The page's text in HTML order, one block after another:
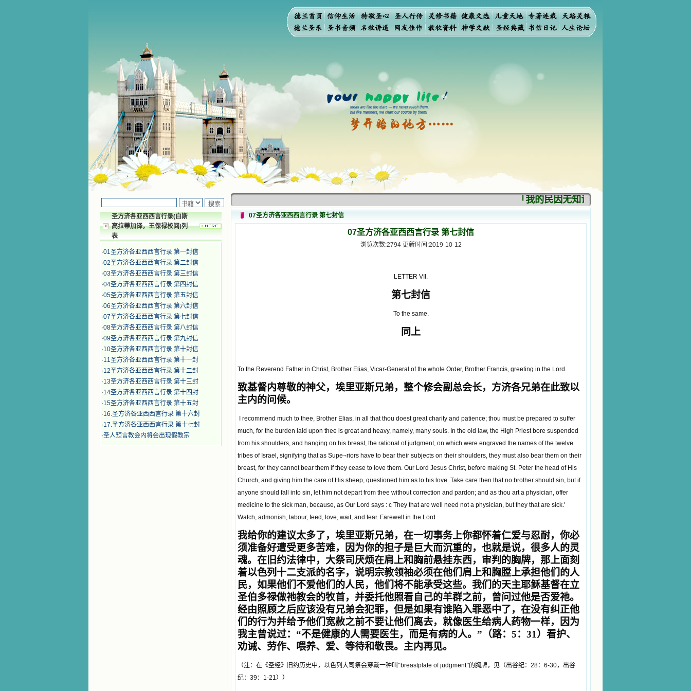
圣方济各亚西西言行录(白斯
高拉蒂加译，王保禄校阅)列
表
·01圣方济各亚西西言行录 第一封信
·02圣方济各亚西西言行录 第二封信
·03圣方济各亚西西言行录 第三封信
·04圣方济各亚西西言行录 第四封信
·05圣方济各亚西西言行录 第五封信
·06圣方济各亚西西言行录 第六封信
·07圣方济各亚西西言行录 第七封信
·08圣方济各亚西西言行录 第八封信
·09圣方济各亚西西言行录 第九封信
·10圣方济各亚西西言行录 第十封信
·11圣方济各亚西西言行录 第十一封
·12圣方济各亚西西言行录 第十二封
·13圣方济各亚西西言行录 第十三封
·14圣方济各亚西西言行录 第十四封
·15圣方济各亚西西言行录 第十五封
·16.圣方济各亚西西言行录 第十六封
·17.圣方济各亚西西言行录 第十七封
·圣人预言教会内将会出现假教宗
「我的民因无知识而灭亡。你弃掉知识，
07圣方济各亚西西言行录 第七封信
07圣方济各亚西西言行录 第七封信
浏览次数:2794 更新时间:2019-10-12
LETTER VII.
第七封信
To the same.
同上
To the Reverend Father in Christ, Brother Elias, Vicar-General of the whole Order, Brother Francis, greeting in the Lord.
致基督内尊敬的神父，埃里亚斯兄弟，整个修会副总会长，方济各兄弟在此致以
主内的问候。
I recommend much to thee, Brother Elias, in all that thou doest great charity and patience; thou must be prepared to suffer
much, for the burden laid upon thee is great and heavy, namely, many souls. In the old law, the High Priest bore suspended
from his shoulders, and hanging on his breast, the rational of judgment, on which were engraved the names of the twelve
tribes of Israel, signifying that as Supe¬riors have to bear their subjects on their shoulders, they must also bear them on their
breast, for they cannot bear them if they cease to love them. Our Lord Jesus Christ, before making St. Peter the head of His
Church, and giving him the care of His sheep, questioned him as to his love. Take care then that no brother should sin, but if
anyone should fall into sin, let him not depart from thee without correction and pardon; and as thou art a physician, offer
medicine to the sick man, because, as Our Lord says : c They that are well need not a physician, but they that are sick.'
Watch, admonish, labour, feed, love, wait, and fear. Farewell in the Lord.
我给你的建议太多了，埃里亚斯兄弟，在一切事务上你都怀着仁爱与忍耐，你必
须准备好遭受更多苦难，因为你的担子是巨大而沉重的，也就是说，很多人的灵
魂。在旧约法律中，大祭司厌烦在肩上和胸前悬挂东西，审判的胸牌，那上面刻
着以色列十二支派的名字，说明宗教领袖必须在他们肩上和胸膛上承担他们的人
民，如果他们不爱他们的人民，他们将不能承受这些。我们的天主耶稣基督在立
圣伯多禄做祂教会的牧首，并委托他照看自己的羊群之前，曾问过他是否爱祂。
经由照顾之后应该没有兄弟会犯罪，但是如果有谁陷入罪恶中了，在没有纠正他
们的行为并给予他们宽赦之前不要让他们离去，就像医生给病人药物一样，因为
我主曾说过：“不是健康的人需要医生，而是有病的人。”（路：5：31）看护、
劝诫、劳作、喂养、爱、等待和敬畏。主内再见。
（注：在《圣经》旧约历史中，以色列大司祭会穿戴一种叫“breastplate of judgment”的胸牌，见（出谷纪： 28： 6-30，出谷
纪： 39 ： 1-21））